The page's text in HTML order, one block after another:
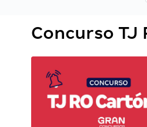
Concurso TJ